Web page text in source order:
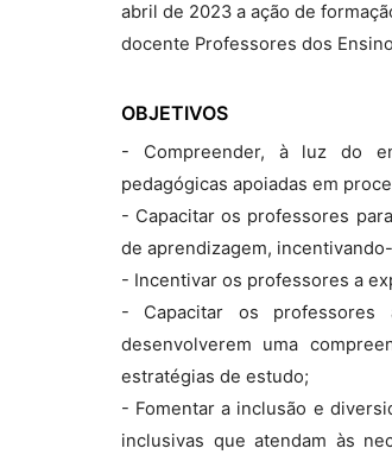
abril de 2023 a ação de
docente Professores dos
OBJETIVOS
- Compreender, à luz do
pedagógicas apoiadas em
- Capacitar os professores
de aprendizagem,
- Incentivar os professores a
- Capacitar os
desenvolverem uma
estratégias de estudo;
- Fomentar a inclusão e
inclusivas que atendam às